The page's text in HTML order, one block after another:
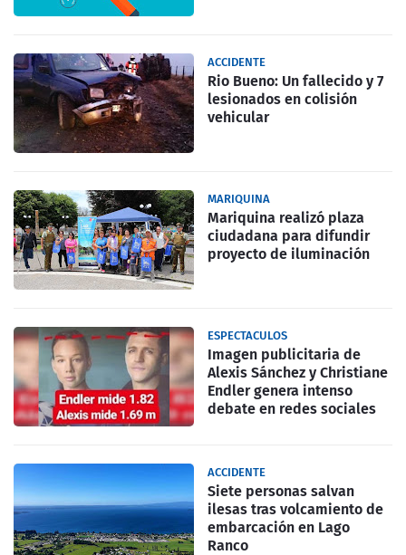
ACCIDENTE
Rio Bueno: Un fallecido y 7
lesionados en colisión
vehicular
MARIQUINA
Mariquina realizó plaza
ciudadana para difundir
proyecto de iluminación
ESPECTACULOS
Imagen publicitaria de
Alexis Sánchez y Christiane
Endler genera intenso
debate en redes sociales
ACCIDENTE
Siete personas salvan
ilesas tras volcamiento de
embarcación en Lago
Ranco